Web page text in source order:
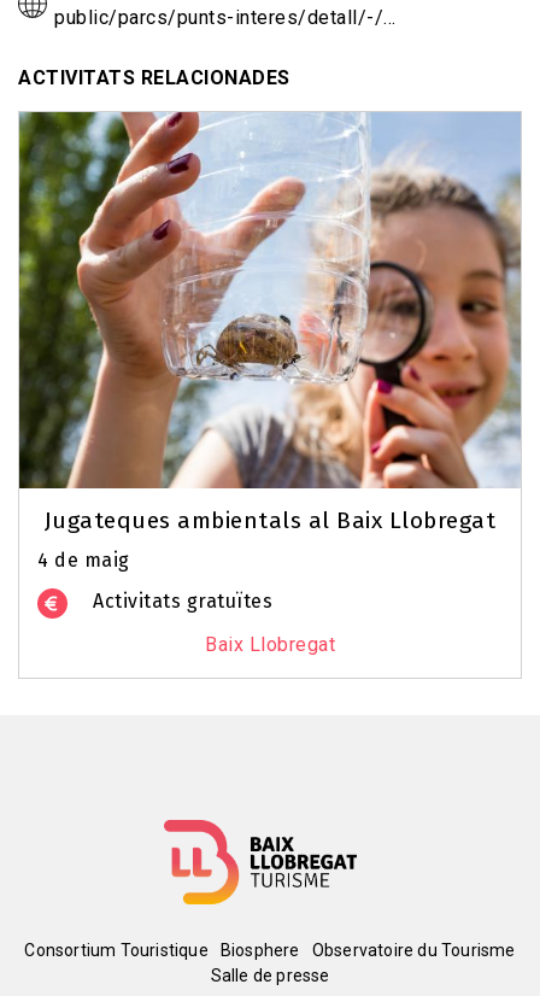
public/parcs/punts-interes/detall/-/…
ACTIVITATS RELACIONADES
Jugateques ambientals al Baix Llobregat
4 de maig
Activitats gratuïtes
Baix Llobregat
Menú
Consortium Touristique Biosphere
Observatoire du Tourisme
Salle de presse